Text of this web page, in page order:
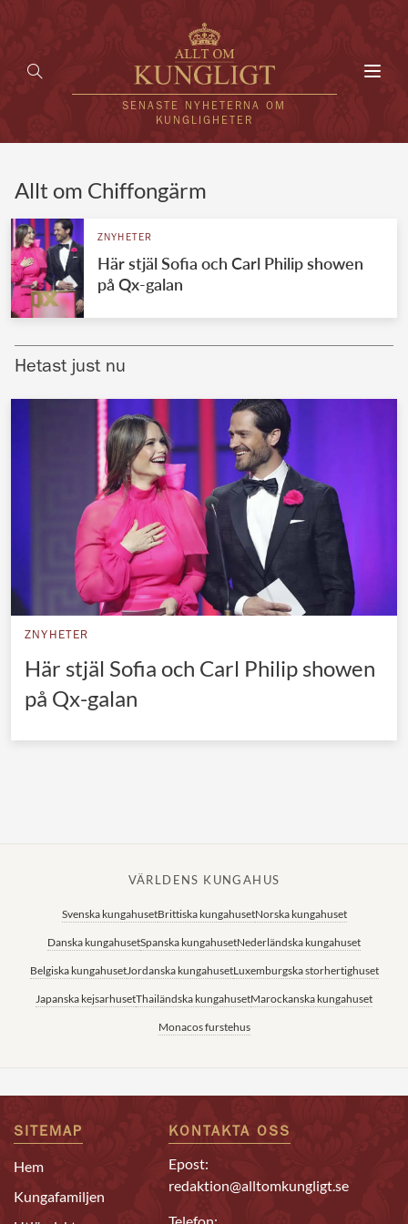
SENASTE NYHETERNA OM
KUNGLIGHETER
UTLÄNDSKT
VÄRLDENS KUNGAHUS
Brittiska kungahuset
Norska kungahuset
Danska kungahuset
Spanska kungahuset
Nederländska kungahuset
Belgiska kungahuset
Jordanska kungahuset
Japanska kejsarhuset
Allt om Chiffongärm
ZNYHETER
Här stjäl Sofia och Carl Philip showen
på Qx-galan
Hetast just nu
ZNYHETER
Här stjäl Sofia och Carl Philip showen
på Qx-galan
VÄRLDENS KUNGAHUS
Svenska kungahusetBrittiska kungahusetNorska kungahuset
Danska kungahusetSpanska kungahusetNederländska kungahuset
Belgiska kungahusetJordanska kungahusetLuxemburgska storhertighuset
Japanska kejsarhusetThailändska kungahusetMarockanska kungahuset
Monacos furstehus
SITEMAP
Hem
Kungafamiljen
KONTAKTA OSS
Epost:
redaktion@alltomkungligt.se